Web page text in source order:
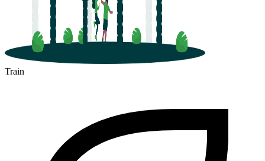
Train